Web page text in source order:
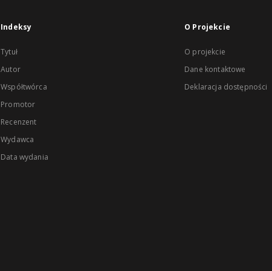
Indeksy
Tytuł
Autor
Współtwórca
Promotor
Recenzent
Wydawca
Data wydania
O Projekcie
O projekcie
Dane kontaktowe
Deklaracja dostępności